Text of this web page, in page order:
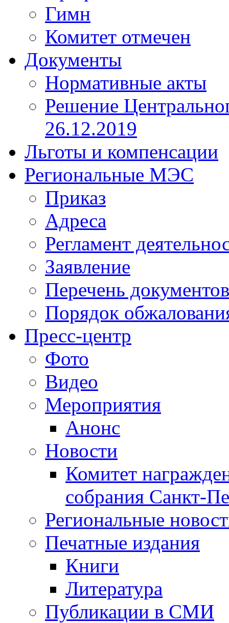
Гимн
Комитет отмечен
Документы
Нормативные акты
Решение
26.12.2019
Льготы и компенсации
Региональные МЭС
Приказ
Адреса
Регламент
Заявление
Перечень документов
Порядок
Пресс-центр
Фото
Видео
Мероприятия
Анонс
Новости
Комитет
собрания Санкт-
Региональные
Печатные издания
Книги
Литература
Публикации в СМИ